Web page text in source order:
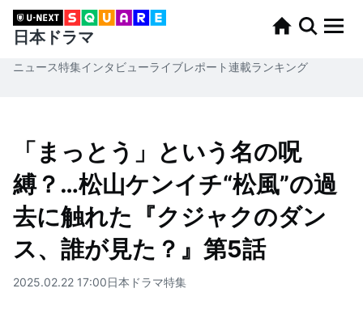
日本ドラマ
ニュース特集インタビューライブレポート連載ランキング
「まっとう」という名の呪
縛？…松山ケンイチ“松風”の過
去に触れた『クジャクのダン
ス、誰が見た？』第5話
2025.02.22 17:00日本ドラマ特集